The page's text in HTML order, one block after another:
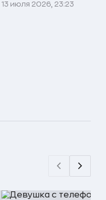
13 июля 2026, 23:23